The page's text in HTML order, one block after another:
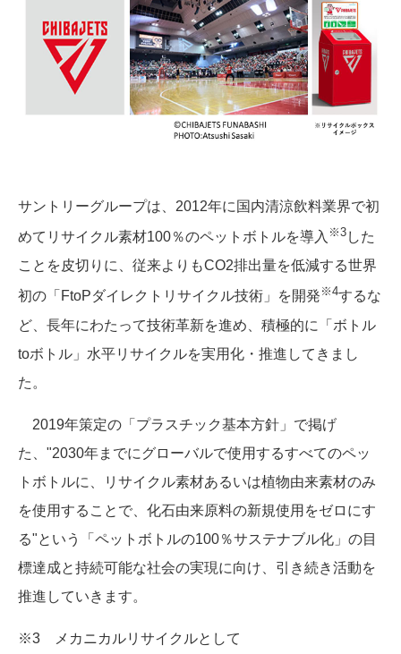
サントリーグループは、2012年に国内清涼飲料業界で初
めてリサイクル素材100％のペットボトルを導入 ※3 した
ことを皮切りに、従来よりもCO2排出量を低減する世界
初の「FtoPダイレクトリサイクル技術」を開発 ※4するな
ど、長年にわたって技術革新を進め、積極的に「ボトル
toボトル」水平リサイクルを実用化・推進してきまし
た。
2019年策定の「プラスチック基本方針」で掲げ
た、"2030年までにグローバルで使用するすべてのペッ
トボトルに、リサイクル素材あるいは植物由来素材のみ
を使用することで、化石由来原料の新規使用をゼロにす
る"という「ペットボトルの100％サステナブル化」の目
標達成と持続可能な社会の実現に向け、引き続き活動を
推進していきます。
※3 メカニカルリサイクルとして